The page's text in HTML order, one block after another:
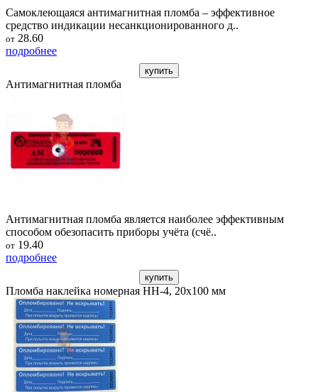
Самоклеющаяся антимагнитная пломба – эффективное
средство индикации несанкционированного д..
от 28.60
подробнее
купить
Антимагнитная пломба
Антимагнитная пломба является наиболее эффективным
способом обезопасить приборы учёта (счё..
от 19.40
подробнее
купить
Пломба наклейка номерная НН-4, 20x100 мм